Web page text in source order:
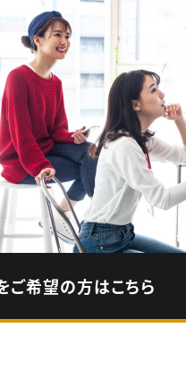
希望の方はこちら